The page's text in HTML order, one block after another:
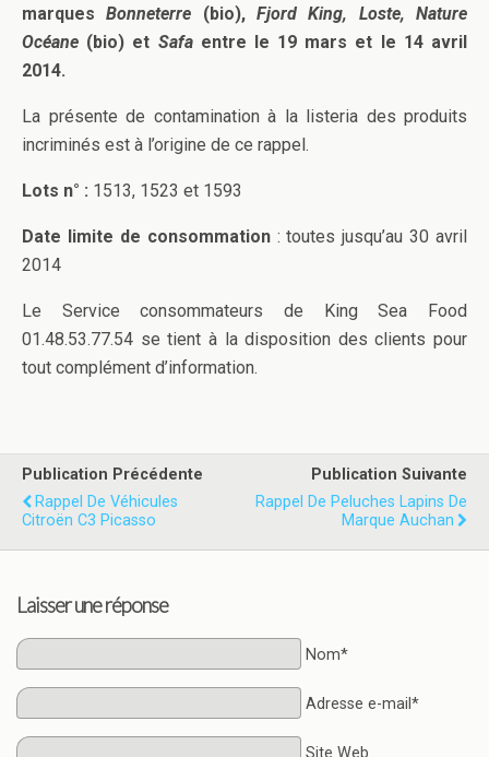
marquesBonneterre (bio),Fjord King, Loste, Nature
Océane (bio) et Safa entre le 19 mars et le 14 avril
2014.
La présente de contamination à la listeria des produits
incriminés est à l’origine de ce rappel.
Lots n° : 1513, 1523 et 1593
Date limite de consommation: toutes jusqu’au 30 avril
2014
Le Service consommateurs de King Sea Food
01.48.53.77.54 se tient à la disposition des clients pour
tout complément d’information.
Publication Précédente
Rappel De Véhicules
Citroën C3 Picasso
Publication Suivante
Rappel De Peluches Lapins De
Marque Auchan
Laisser une réponse
Nom*
Adresse e-mail*
Site Web